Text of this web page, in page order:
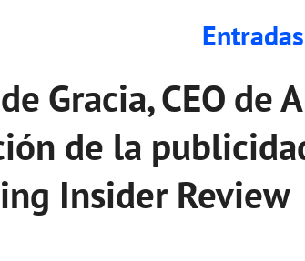
Entradas
Gracia, CEO de
de la
Insider Review